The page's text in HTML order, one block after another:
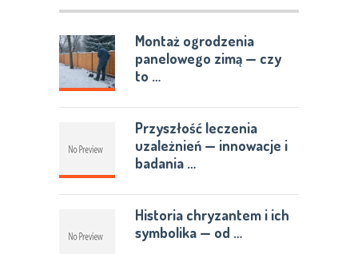
Montaż ogrodzenia
panelowego zimą — czy
to …
Przyszłość leczenia
uzależnień — innowacje i
badania …
Historia chryzantem i ich
symbolika — od …